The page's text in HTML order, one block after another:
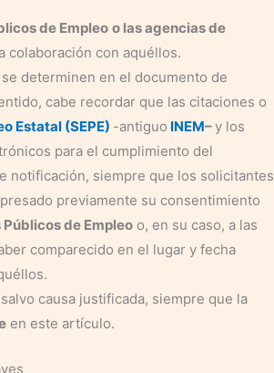
de Empleo o las agencias de
colaboración con aquéllos.
determinen en el documento de
cabe recordar que las citaciones o
Estatal (SEPE) -antiguo INEM–y los
para el cumplimiento del
notificación, siempre que los solicitantes
previamente su consentimiento
de Empleo o, en su caso, a las
comparecido en el lugar y fecha
salvo causa justificada, siempre que la
en este artículo.